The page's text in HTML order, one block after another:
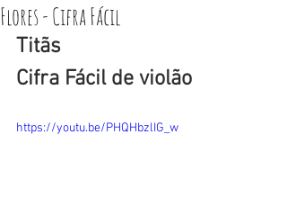
Flores - Cifra Fácil
Titãs
Cifra Fácil de violão
https://youtu.be/PHQHbzlIG_w